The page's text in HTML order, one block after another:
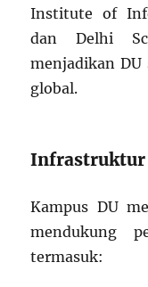
Institute of
dan Delhi
menjadikan DU
global.
Infrastruktur
Kampus DU
mendukung
termasuk: